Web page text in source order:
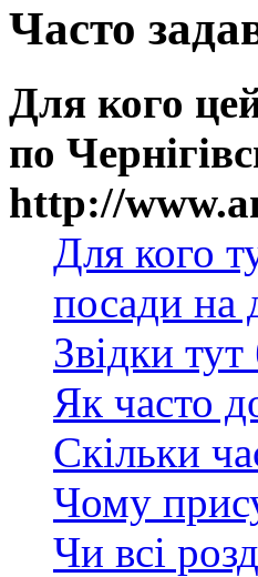
Часто
Для кого
по
http://
Для кого
посади на
Звідки
Як часто
Скільки
Чому
Чи всі